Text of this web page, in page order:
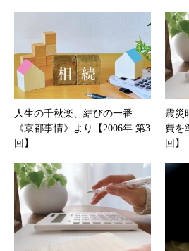
人生の千秋楽、結びの一番
《京都事情》より【2006年 第3
回】
震災
費を
回】